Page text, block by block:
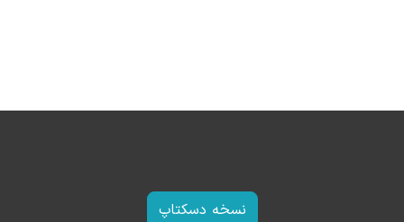
نسخه دسکتاپ